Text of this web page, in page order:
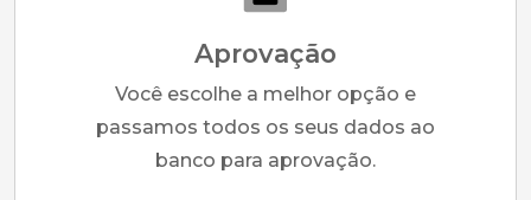
Aprovação
Você escolhe a melhor opção e
passamos todos os seus dados ao
banco para aprovação.